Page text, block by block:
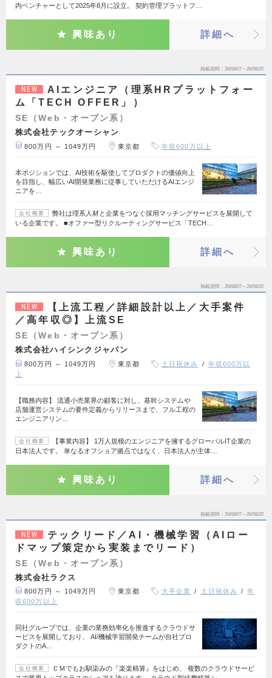
内ベンチャーとして2025年8月に設立。 契約管理プラットフ…
興味あり 詳細へ
掲載期間 26/08/07～26/08/20
NEW
AIエンジニア（理系HRプラットフォー
ム「TECH OFFER」）
SE（Web・オープン系）
株式会社テックオーシャン
800万円 ～ 1049万円 東京都 年収600万以上
本ポジションでは、AI技術を駆使してプロダクトの価値向上
を目指し、幅広いAI開発業務に従事していただけるAIエンジ
ニアを…
会社概要
弊社は理系人材と企業をつなぐ採用マッチングサービスを展開して
いる企業です。 ■オファー型リクルーティングサービス「TECH…
興味あり 詳細へ
掲載期間 26/08/07～26/08/20
NEW
【上流工程／詳細設計以上／大手案件
／高年収◎】上流SE
SE（Web・オープン系）
株式会社ハイシンクジャパン
800万円 ～ 1049万円 東京都 土日祝休み
年収600万以
上
【職務内容】 流通小売業界の顧客に対し、基幹システムや
店舗運営システムの要件定義からリリースまで、フル工程の
エンジニアリン…
会社概要
【事業内容】 1万人規模のエンジニアを擁するグローバルIT企業の
日本法人です。 単なるオフショア拠点ではなく、日本法人が主体…
興味あり 詳細へ
掲載期間 26/08/07～26/08/20
NEW
テックリード／AI・機械学習（AIロー
ドマップ策定から実装までリード）
SE（Web・オープン系）
株式会社ラクス
800万円 ～ 1049万円 東京都 大手企業 土日祝休み
年
収600万以上
同社グループでは、企業の業務効率化を推進するクラウドサ
ービスを展開しており、 AI/機械学習開発チームが自社プロ
ダクトのA…
会社概要
ＣＭでもお馴染みの『楽楽精算』をはじめ、 複数のクラウドサービ